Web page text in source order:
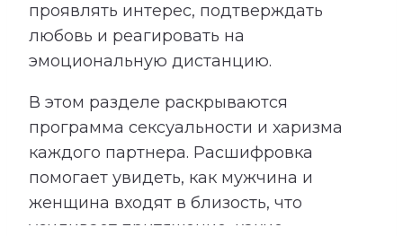
проявлять интерес, подтверждать
любовь и реагировать на
эмоциональную дистанцию.
В этом разделе раскрываются
программа сексуальности и харизма
каждого партнера. Расшифровка
помогает увидеть, как мужчина и
женщина входят в близость, что
усиливает притяжение, какие